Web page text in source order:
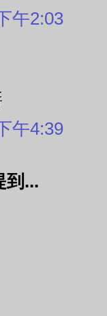
午2:03
午4:39
到...